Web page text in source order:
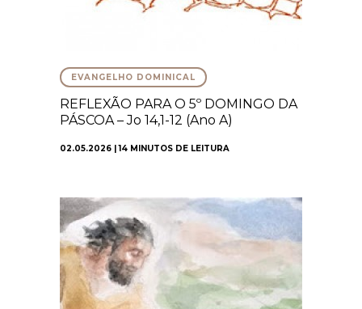
EVANGELHO DOMINICAL
REFLEXÃO PARA O 5º DOMINGO DA
PÁSCOA – Jo 14,1-12 (Ano A)
02.05.2026 | 14 MINUTOS DE LEITURA